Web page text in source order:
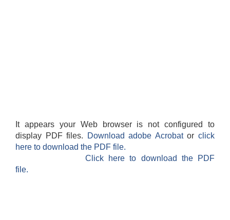
It appears your Web browser is not configured to
display PDF files.
Download adobe Acrobatorclick
here to download the PDF file.
Click here to download the PDF
file.